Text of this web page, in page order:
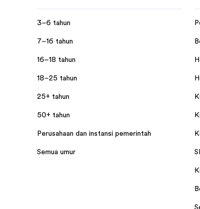
3–6 tahun
7–16 tahun
16–18 tahun
18–25 tahun
25+ tahun
50+ tahun
Perusahaan dan instansi pemerintah
Semua umur